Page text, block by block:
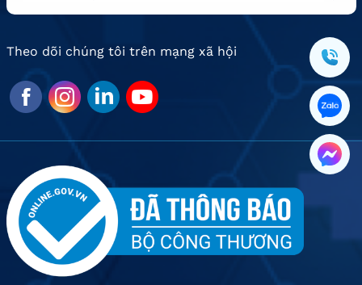
Theo dõi chúng tôi trên mạng xã hội